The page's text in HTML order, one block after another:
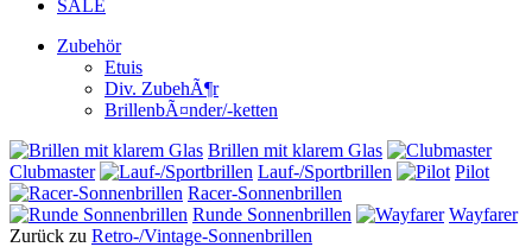
SALE
Zubehör
Etuis
Div. ZubehÃ¶r
BrillenbÃ¤nder/-ketten
Brillen mit klarem Glas
Clubmaster
Lauf-/Sportbrillen
Pilot
Racer-Sonnenbrillen
Runde Sonnenbrillen
Wayfarer
Zurück zu Retro-/Vintage-Sonnenbrillen